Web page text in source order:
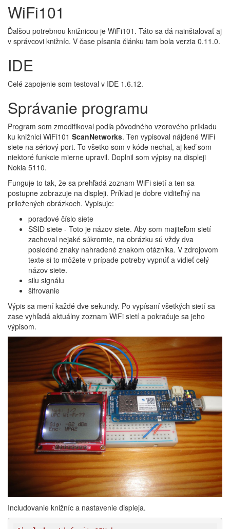
WiFi101
Ďalšou potrebnou knižnicou je WiFi101. Táto sa dá nainštalovať aj
v správcovi knižníc. V čase písania článku tam bola verzia 0.11.0.
IDE
Celé zapojenie som testoval v IDE 1.6.12.
Správanie programu
Program som zmodifikoval podľa pôvodného vzorového príkladu
ku knižnici WiFi101 ScanNetworks. Ten vypisoval nájdené WiFi
siete na sériový port. To všetko som v kóde nechal, aj keď som
niektoré funkcie mierne upravil. Doplnil som výpisy na displeji
Nokia 5110.
Funguje to tak, že sa prehľadá zoznam WiFi sietí a ten sa
postupne zobrazuje na displeji. Príklad je dobre viditeľný na
priložených obrázkoch. Vypisuje:
poradové číslo siete
SSID siete - Toto je názov siete. Aby som majiteľom sietí
zachoval nejaké súkromie, na obrázku sú vždy dva
posledné znaky nahradené znakom otáznika. V zdrojovom
texte si to môžete v prípade potreby vypnúť a vidieť celý
názov siete.
silu signálu
šifrovanie
Výpis sa mení každé dve sekundy. Po vypísaní všetkých sietí sa
zase vyhľadá aktuálny zoznam WiFi sietí a pokračuje sa jeho
výpisom.
Includovanie knižníc a nastavenie displeja.